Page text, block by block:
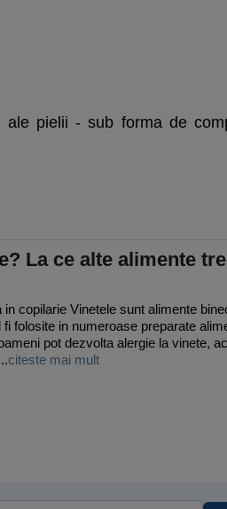
ale pielii - sub forma de
La ce alte alimente
copilarie Vinetele sunt alimente
folosite in numeroase preparate
pot dezvolta alergie la vinete,
citeste mai mult